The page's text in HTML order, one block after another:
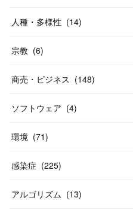
人種・多様性 (14)
宗教 (6)
商売・ビジネス (148)
ソフトウェア (4)
環境 (71)
感染症 (225)
アルゴリズム (13)